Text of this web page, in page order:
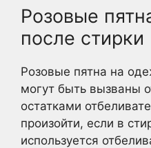
Розовые
после стирки
Розовые пятна на
могут быть вызваны
остатками
произойти, если в
используется